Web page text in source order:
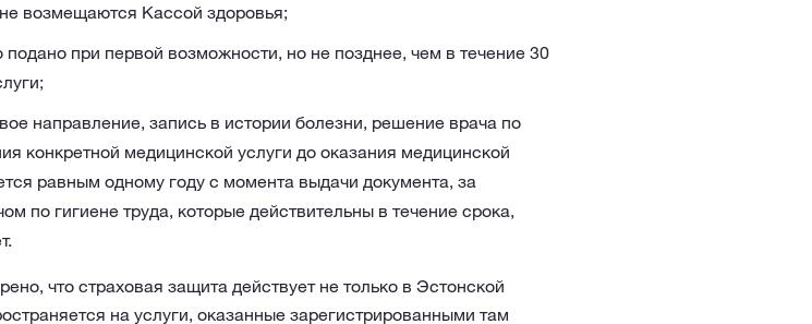
возмещаются Кассой здоровья;
при первой возможности, но не позднее, чем в течение 30
направление, запись в истории болезни, решение врача по
конкретной медицинской услуги до оказания медицинской
равным одному году с момента выдачи документа, за
по гигиене труда, которые действительны в течение срока,
что страховая защита действует не только в Эстонской
на услуги, оказанные зарегистрированными там